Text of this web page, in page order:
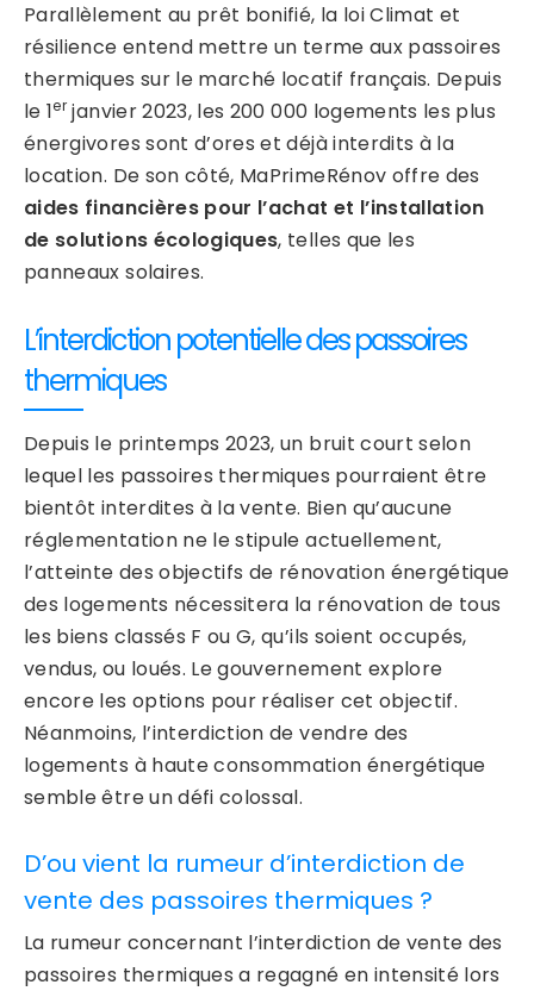
Parallèlement au prêt bonifié, la loi Climat et
résilience entend mettre un terme aux passoires
thermiques sur le marché locatif français. Depuis
le 1er janvier 2023, les 200 000 logements les plus
énergivores sont d’ores et déjà interdits à la
location. De son côté, MaPrimeRénov offre des
aides financières pour l’achat et l’installation
de solutions écologiques, telles que les
panneaux solaires.
L’interdiction potentielle des passoires
thermiques
Depuis le printemps 2023, un bruit court selon
lequel les passoires thermiques pourraient être
bientôt interdites à la vente. Bien qu’aucune
réglementation ne le stipule actuellement,
l’atteinte des objectifs de rénovation énergétique
des logements nécessitera la rénovation de tous
les biens classés F ou G, qu’ils soient occupés,
vendus, ou loués. Le gouvernement explore
encore les options pour réaliser cet objectif.
Néanmoins, l’interdiction de vendre des
logements à haute consommation énergétique
semble être un défi colossal.
D’ou vient la rumeur d’interdiction de
vente des passoires thermiques ?
La rumeur concernant l’interdiction de vente des
passoires thermiques a regagné en intensité lors